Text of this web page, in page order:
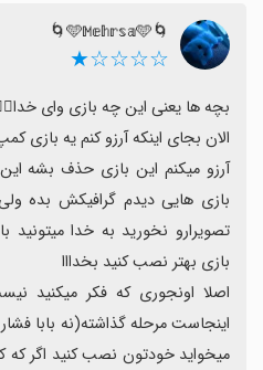
🌀🩵𝕄𝕖𝕙𝕣𝕤𝕒🩵🌀
☆☆☆☆★